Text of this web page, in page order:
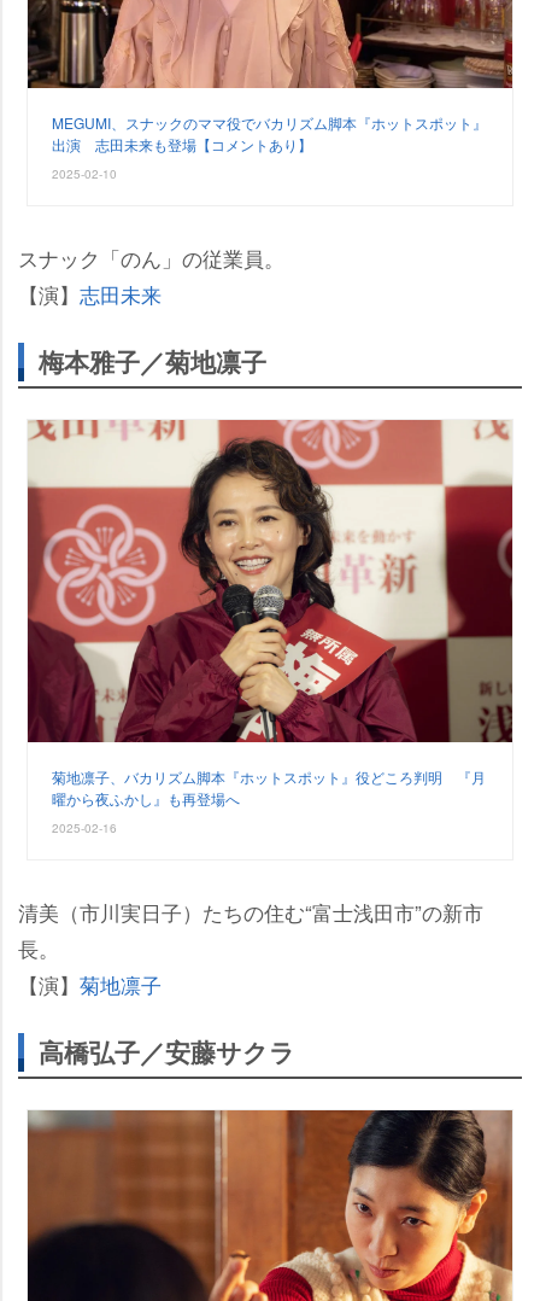
MEGUMI、スナックのママ役でバカリズム脚本『ホットスポット』
出演 志田未来も登場【コメントあり】
2025-02-10
スナック「のん」の従業員。
【演】 志田未来
梅本雅子／菊地凛子
菊地凛子、バカリズム脚本『ホットスポット』役どころ判明 『月
曜から夜ふかし』も再登場へ
2025-02-16
清美（市川実日子）たちの住む“富士浅田市”の新市
長。
【演】 菊地凛子
高橋弘子／安藤サクラ